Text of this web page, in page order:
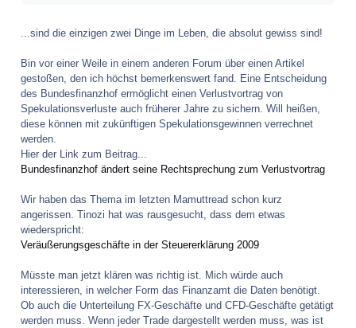
...sind die einzigen zwei Dinge im Leben, die absolut gewiss sind!
Bin vor einer Weile in einem anderen Forum über einen Artikel
gestoßen, den ich höchst bemerkenswert fand. Eine Entscheidung
des Bundesfinanzhof ermöglicht einen Verlustvortrag von
Spekulationsverluste auch früherer Jahre zu sichern. Will heißen,
diese können mit zukünftigen Spekulationsgewinnen verrechnet
werden.
Hier der Link zum Beitrag...
Bundesfinanzhof ändert seine Rechtsprechung zum Verlustvortrag
Wir haben das Thema im letzten Mamuttread schon kurz
angerissen. Tinozi hat was rausgesucht, dass dem etwas
wiederspricht:
Veräußerungsgeschäfte in der Steuererklärung 2009
Müsste man jetzt klären was richtig ist. Mich würde auch
interessieren, in welcher Form das Finanzamt die Daten benötigt.
Ob auch die Unterteilung FX-Geschäfte und CFD-Geschäfte getätigt
werden muss. Wenn jeder Trade dargestellt werden muss, was ist